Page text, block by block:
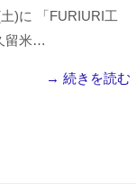
)に 「FURIURI工
留米…
→ 続きを読む